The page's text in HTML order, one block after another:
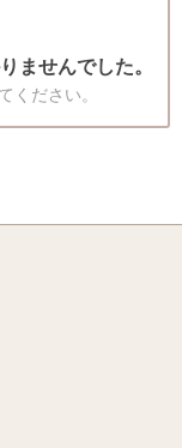
ませんでした。
ください。